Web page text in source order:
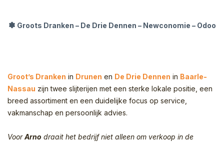
✽ Groots Dranken – De Drie Dennen – Newconomie – Odoo
Groot’s Dranken in Drunen en De Drie Dennen in Baarle-
Nassau zijn twee slijterijen met een sterke lokale positie, een
breed assortiment en een duidelijke focus op service,
vakmanschap en persoonlijk advies.
VoorArno draait het bedrijf niet alleen om verkoop in de